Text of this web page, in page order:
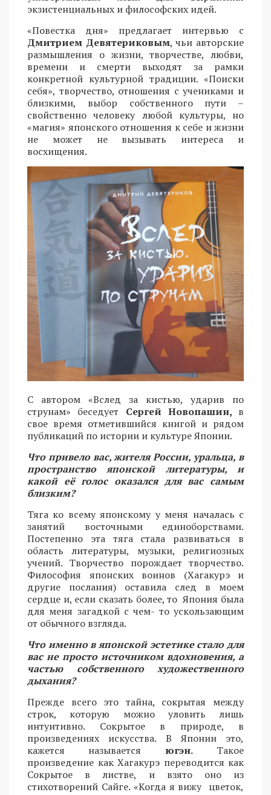
экзистенциальных и философских идей.
«Повестка дня» предлагает интервью с
Дмитрием Девятериковым, чьи авторские
размышления о жизни, творчестве, любви,
времени и смерти выходят за рамки
конкретной культурной традиции. «Поиски
себя», творчество, отношения с учениками и
близкими, выбор собственного пути –
свойственно человеку любой культуры, но
«магия» японского отношения к себе и жизни
не может не вызывать интереса и
восхищения.
С автором «Вслед за кистью, ударив по
струнам» беседует Сергей Новопашин, в
свое время отметившийся книгой и рядом
публикаций по истории и культуре Японии.
Что привело вас, жителя России, уральца, в
пространство японской литературы, и
какой её голос оказался для вас самым
близким?
Тяга ко всему японскому у меня началась с
занятий восточными единоборствами.
Постепенно эта тяга стала развиваться в
область литературы, музыки, религиозных
учений. Творчество порождает творчество.
Философия японских воинов (Хагакурэ и
другие послания) оставила след в моем
сердце и, если сказать более, то Япония была
для меня загадкой с чем- то ускользающим
от обычного взгляда.
Что именно в японской эстетике стало для
вас не просто источником вдохновения, а
частью собственного художественного
дыхания?
Прежде всего это тайна, сокрытая между
строк, которую можно уловить лишь
интуитивно. Сокрытое в природе, в
произведениях искусства. В Японии это,
кажется называется югэн.Такое
произведение как Хагакурэ переводится как
Сокрытое в листве, и взято оно из
стихотворений Сайге. «Когда я вижу цветок,